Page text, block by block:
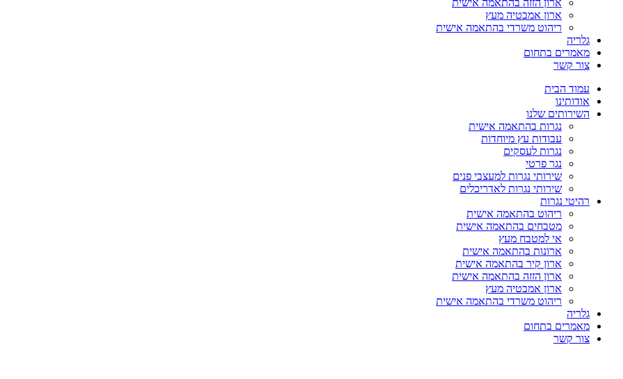
ארון הזזה בהתאמה אישית
ארון אמבטיה מעץ
ריהוט משרדי בהתאמה אישית
גלריה
מאמרים בתחום
צור קשר
עמוד הבית
אודותינו
השירותים שלנו
נגרות בהתאמה אישית
עבודות עץ מיוחדות
נגרות לעסקים
נגר פרטי
שירותי נגרות למעצבי פנים
שירותי נגרות לאדריכלים
רהיטי נגרות
ריהוט בהתאמה אישית
מטבחים בהתאמה אישית
אי למטבח מעץ
ארונות בהתאמה אישית
ארון קיר בהתאמה אישית
ארון הזזה בהתאמה אישית
ארון אמבטיה מעץ
ריהוט משרדי בהתאמה אישית
גלריה
מאמרים בתחום
צור קשר